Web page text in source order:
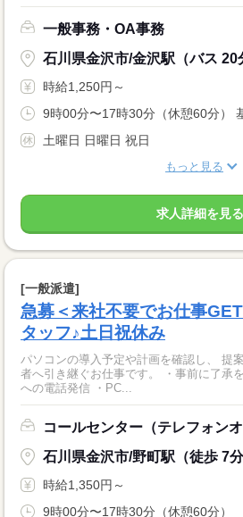
一般事務・OA事務
石川県金沢市/金沢駅（バス 20
時給1,250円～
9時00分〜17時30分（休憩60分）
土曜日 日曜日 祝日
もっと見る
求人詳細を見る
[一般派遣]
急募＜来社不要でお仕事
タッフ♪土日祝休み
パソコンの導入予定や計画を確認し、 提
者へ引き継ぐお仕事です。 ・事前に了承をいただいている法人顧客
への電話発信 ・PC...
コールセンター（テレフォンオ
石川県金沢市/野町駅（徒歩 7分
時給1,350円～
9時00分〜17時30分（休憩60分）